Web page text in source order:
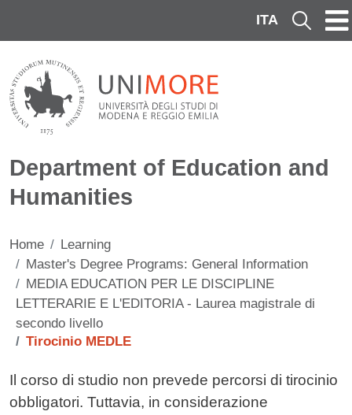
ITA Cerca
Department of Education and
Humanities
Home
Learning
Master's Degree Programs: General Information
MEDIA EDUCATION PER LE DISCIPLINE
LETTERARIE E L'EDITORIA - Laurea magistrale di
secondo livello
Tirocinio MEDLE
Contenuto
Il corso di studio non prevede percorsi di tirocinio
obbligatori. Tuttavia, in considerazione